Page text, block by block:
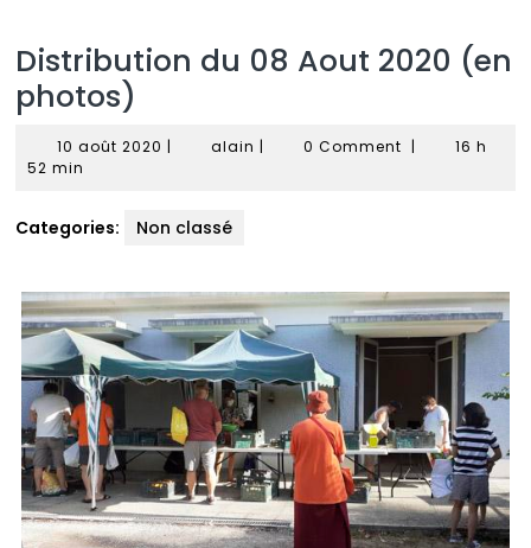
Distribution du 08 Aout 2020 (en
photos)
10 août 2020 10| alain alain
| 0 Comment |
16 h
52 min
Categories: Non classé